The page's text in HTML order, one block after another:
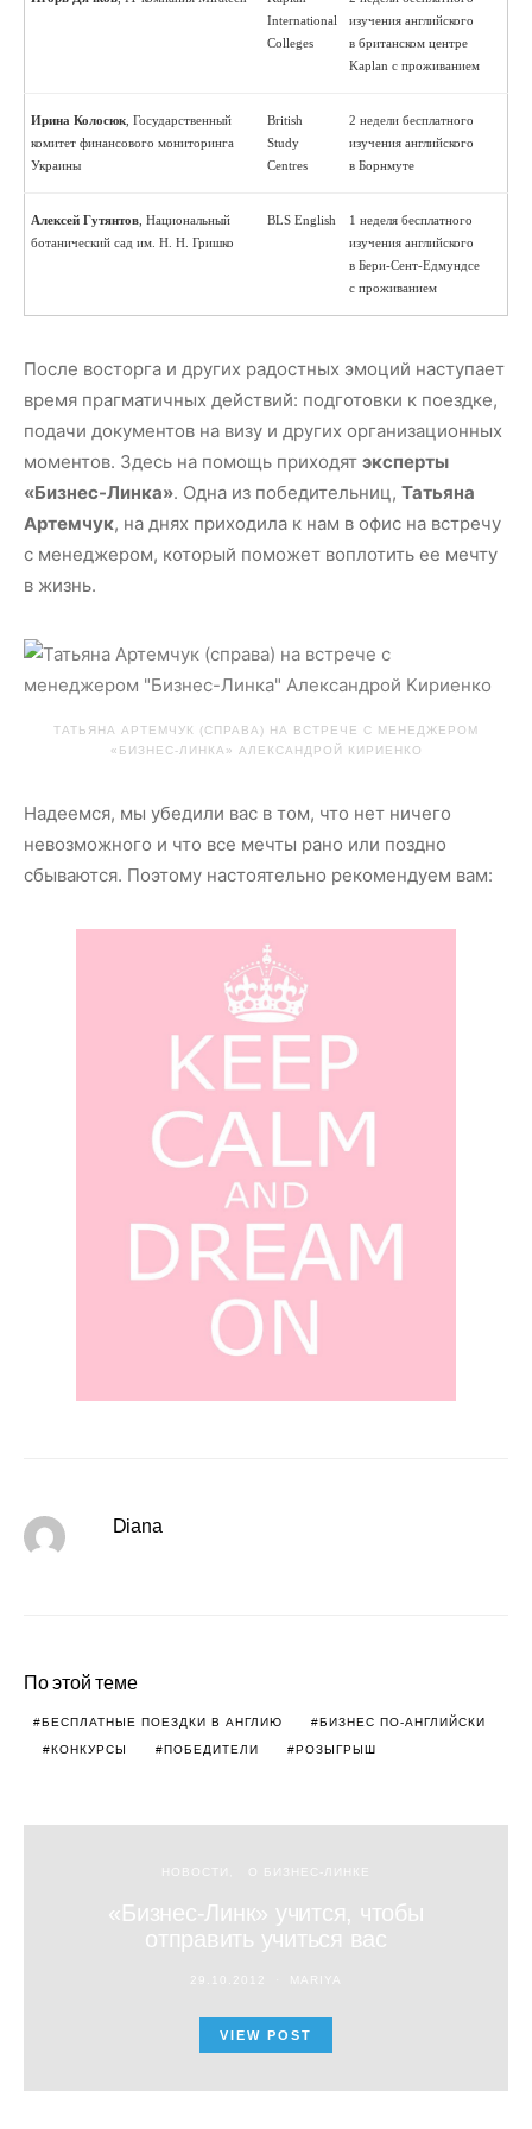
International
Colleges
изучения английского
в британском центре
Kaplan с проживанием
Ирина Колосюк , Государственный
комитет финансового мониторинга
Украины
British
Study
Centres
2 недели бесплатного
изучения английского
в Борнмуте
Алексей Гутянтов , Национальный
ботанический сад им. Н. Н. Гришко
BLS English
1 неделя бесплатного
изучения английского
в Бери-Сент-Едмундсе
с проживанием
После восторга и других радостных эмоций наступает
время прагматичных действий: подготовки к поездке,
подачи документов на визу и других организационных
моментов. Здесь на помощь приходят эксперты
«Бизнес-Линка». Одна из победительниц, Татьяна
Артемчук, на днях приходила к нам в офис на встречу
с менеджером, который поможет воплотить ее мечту
в жизнь.
ТАТЬЯНА АРТЕМЧУК (СПРАВА) НА ВСТРЕЧЕ С МЕНЕДЖЕРОМ
«БИЗНЕС-ЛИНКА» АЛЕКСАНДРОЙ КИРИЕНКО
Надеемся, мы убедили вас в том, что нет ничего
невозможного и что все мечты рано или поздно
сбываются. Поэтому настоятельно рекомендуем вам:
Diana
По этой теме
БЕСПЛАТНЫЕ ПОЕЗДКИ В АНГЛИЮ БИЗНЕС ПО-АНГЛИЙСКИ
КОНКУРСЫ ПОБЕДИТЕЛИ РОЗЫГРЫШ
НОВОСТИ О БИЗНЕС-ЛИНКЕ
«Бизнес-Линк» учится, чтобы
отправить учиться вас
29.10.2012 MARIYA
VIEW POST